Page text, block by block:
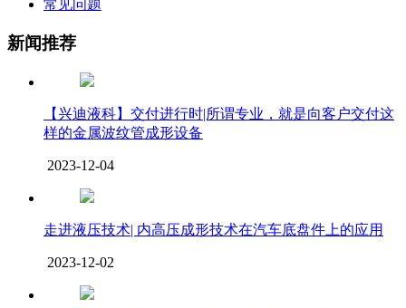
常见问题
新闻推荐
【兴迪液科】交付进行时|所谓专业，就是向客户交付这
样的金属波纹管成形设备
2023-12-04
走进液压技术| 内高压成形技术在汽车底盘件上的应用
2023-12-02